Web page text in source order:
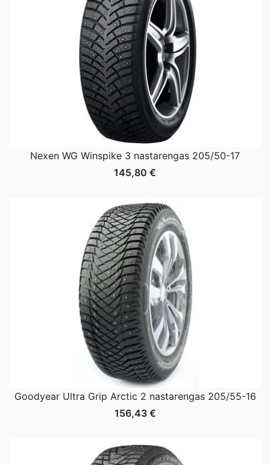
Nexen WG Winspike 3 nastarengas 205/50-17
145,80 €
Goodyear Ultra Grip Arctic 2 nastarengas 205/55-16
156,43 €